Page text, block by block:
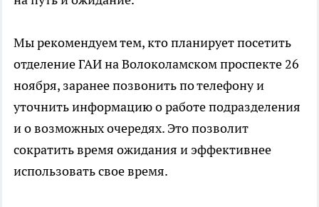
Мы рекомендуем тем, кто планирует посетить
отделение ГАИ на Волоколамском проспекте 26
ноября, заранее позвонить по телефону и
уточнить информацию о работе подразделения
и о возможных очередях. Это позволит
сократить время ожидания и эффективнее
использовать свое время.